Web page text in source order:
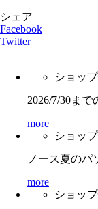
シェア
Facebook
Twitter
ショッ
2026/7/30ま
more
ショッ
ノース夏のパ
more
ショッ